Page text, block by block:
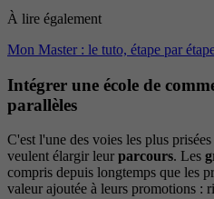
À lire également
Mon Master : le tuto, étape par
Intégrer une école de
parallèles
C'est l'une des voies les plus
veulent élargir leur parcours. Les
compris depuis longtemps que les
valeur ajoutée à leurs promotions :